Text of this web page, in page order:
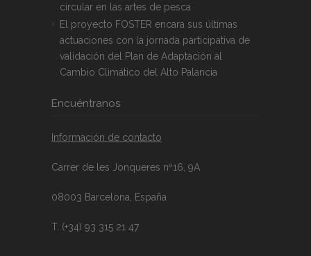
circular en las artes de pesca
El proyecto FOSTER encara sus últimas
actuaciones con la jornada participativa de
validación del Plan de Adaptación al
Cambio Climático del Alto Palancia
Encuéntranos
Información de contacto
Carrer de les Jonqueres nº16, 9A
08003 Barcelona, España
T. (+34) 93 315 21 47